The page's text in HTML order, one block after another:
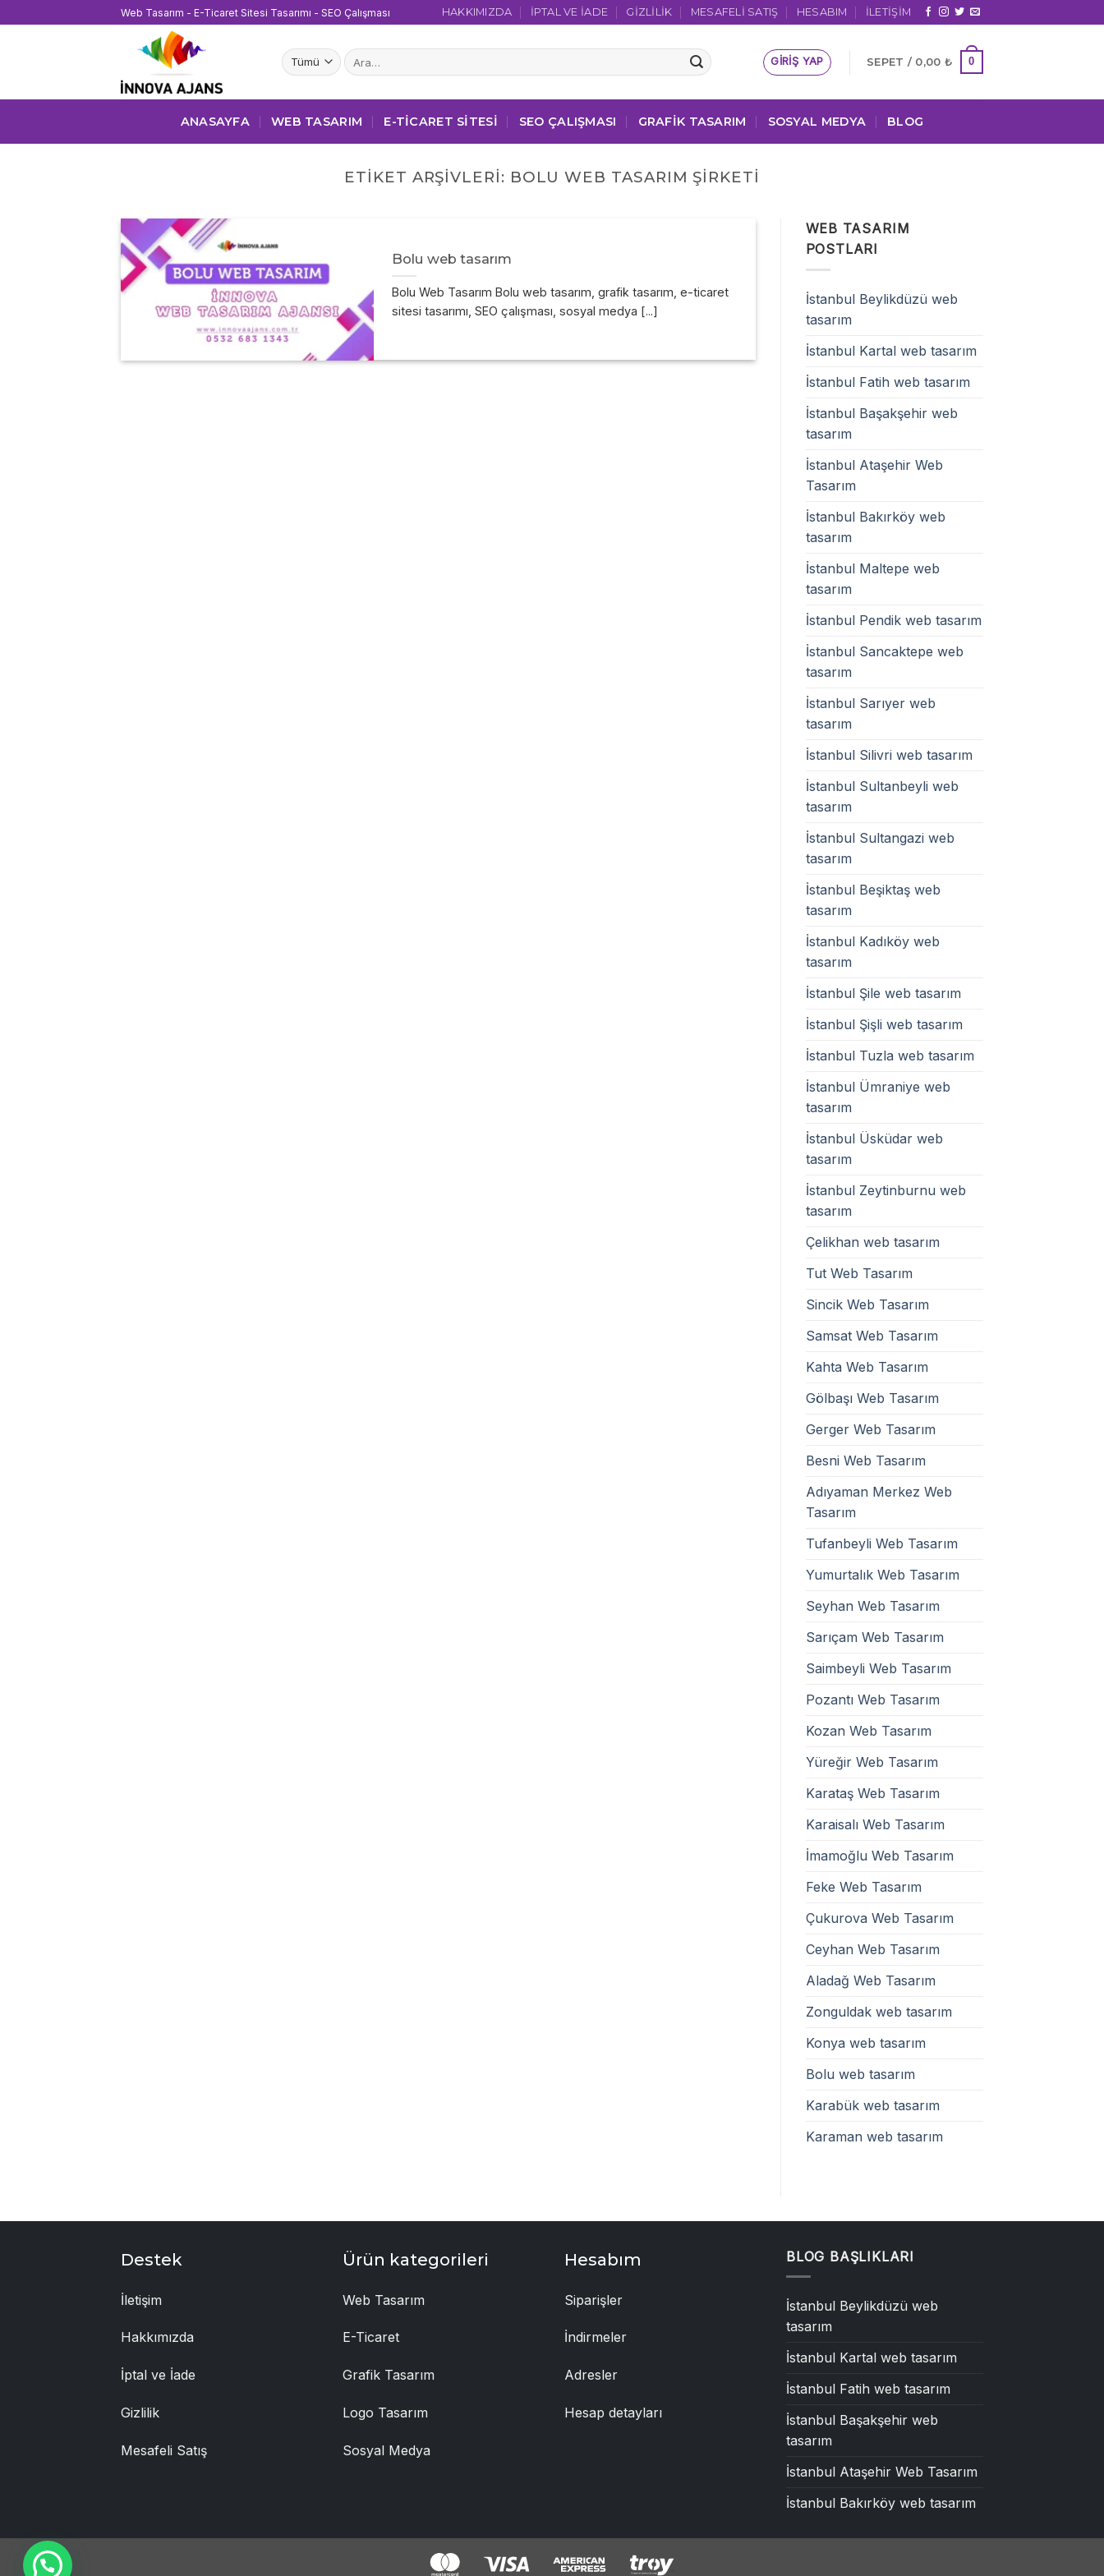
atla
Web Tasarım - E-Ticaret Sitesi Tasarımı - SEO Çalışması HAKKIMIZDA İPTAL VE İADE GIZLILIK MESAFELI SATIŞ HESABIM İLETIŞIM
Ara: GIRIŞ YAP SEPET / 0,00 ₺ 0
ANASAYFA WEB TASARIM E-TICARET SITESI SEO ÇALIŞMASI GRAFIK TASARIM SOSYAL MEDYA BLOG
ETIKET ARŞIVLERI: BOLU WEB TASARIM ŞIRKETI
Bolu web tasarım
Bolu Web Tasarım Bolu web tasarım, grafik tasarım, e-ticaret
sitesi tasarımı, SEO çalışması, sosyal medya [...]
WEB TASARIM
POSTLARI
İstanbul Beylikdüzü web
tasarım
İstanbul Kartal web tasarım
İstanbul Fatih web tasarım
İstanbul Başakşehir web
tasarım
İstanbul Ataşehir Web
Tasarım
İstanbul Bakırköy web
tasarım
İstanbul Maltepe web
tasarım
İstanbul Pendik web tasarım
İstanbul Sancaktepe web
tasarım
İstanbul Sarıyer web
tasarım
İstanbul Silivri web tasarım
İstanbul Sultanbeyli web
tasarım
İstanbul Sultangazi web
tasarım
İstanbul Beşiktaş web
tasarım
İstanbul Kadıköy web
tasarım
İstanbul Şile web tasarım
İstanbul Şişli web tasarım
İstanbul Tuzla web tasarım
İstanbul Ümraniye web
tasarım
İstanbul Üsküdar web
tasarım
İstanbul Zeytinburnu web
tasarım
Çelikhan web tasarım
Tut Web Tasarım
Sincik Web Tasarım
Samsat Web Tasarım
Kahta Web Tasarım
Gölbaşı Web Tasarım
Gerger Web Tasarım
Besni Web Tasarım
Adıyaman Merkez Web
Tasarım
Tufanbeyli Web Tasarım
Yumurtalık Web Tasarım
Seyhan Web Tasarım
Sarıçam Web Tasarım
Saimbeyli Web Tasarım
Pozantı Web Tasarım
Kozan Web Tasarım
Yüreğir Web Tasarım
Karataş Web Tasarım
Karaisalı Web Tasarım
İmamoğlu Web Tasarım
Feke Web Tasarım
Çukurova Web Tasarım
Ceyhan Web Tasarım
Aladağ Web Tasarım
Zonguldak web tasarım
Konya web tasarım
Bolu web tasarım
Karabük web tasarım
Karaman web tasarım
Destek
İletişim
Hakkımızda
İptal ve İade
Gizlilik
Mesafeli Satış
Ürün kategorileri
Web Tasarım
E-Ticaret
Grafik Tasarım
Logo Tasarım
Sosyal Medya
Hesabım
Siparişler
İndirmeler
Adresler
Hesap detayları
BLOG BAŞLIKLARI
İstanbul Beylikdüzü web
tasarım
İstanbul Kartal web tasarım
İstanbul Fatih web tasarım
İstanbul Başakşehir web
tasarım
İstanbul Ataşehir Web Tasarım
İstanbul Bakırköy web tasarım